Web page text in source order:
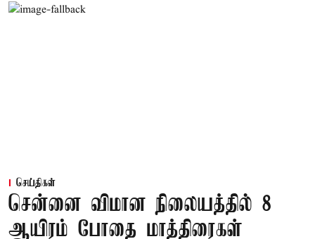
செய்திகள்
சென்னை விமான நிலையத்தில் 8
ஆயிரம் போதை மாத்திரைகள்